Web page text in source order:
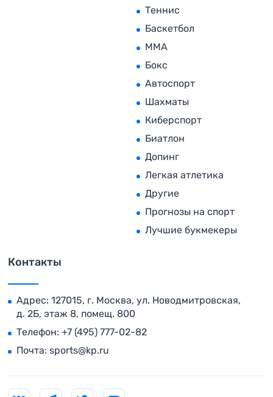
Теннис
Баскетбол
MMA
Бокс
Автоспорт
Шахматы
Киберспорт
Биатлон
Допинг
Легкая атлетика
Другие
Прогнозы на спорт
Лучшие букмекеры
Контакты
Адрес: 127015, г. Москва, ул. Новодмитровская,
д. 2Б, этаж 8, помещ. 800
Телефон: +7 (495) 777-02-82
Почта: sports@kp.ru